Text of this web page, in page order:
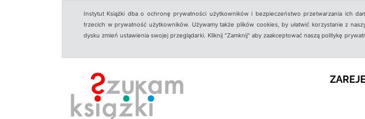
Instytut Książki dba o ochronę prywatności użytkowników i bezpieczeństwo przetwarzania ich
trzecich w prywatność użytkowników. Używamy także plików cookies, by ułatwić korzystanie z
dysku zmień ustawienia swojej przeglądarki. Kliknij "Zamknij" aby zaakceptować naszą politykę